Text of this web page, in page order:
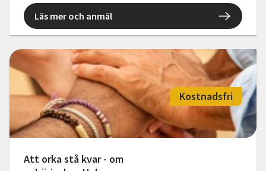
Läs mer och anmäl
Att orka stå kvar - om
Kostnadsfri